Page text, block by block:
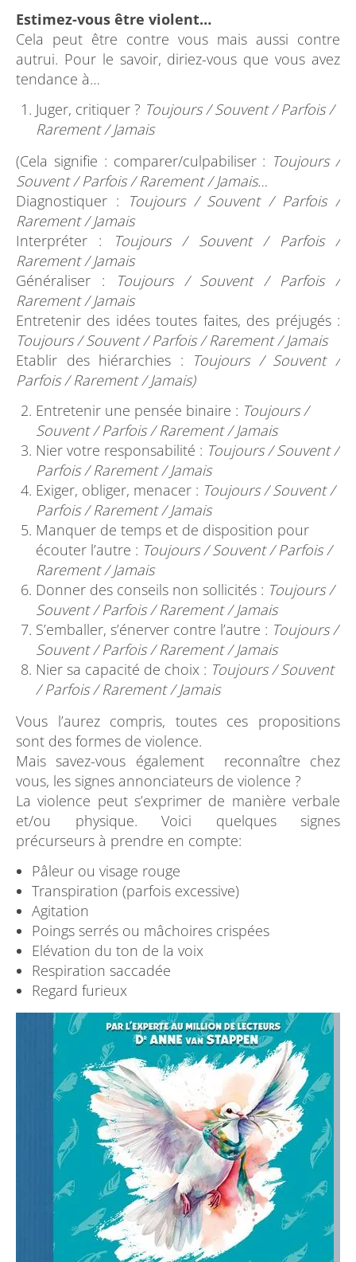
Estimez-vous être violent…
Cela peut être contre vous mais aussi contre
autrui. Pour le savoir, diriez-vous que vous avez
tendance à…
Juger, critiquer ? Toujours / Souvent / Parfois /
Rarement / Jamais
(Cela signifie : comparer/culpabiliser : Toujours /
Souvent / Parfois / Rarement / Jamais…
Diagnostiquer :
Toujours / Souvent / Parfois /
Rarement / Jamais
Interpréter :
Toujours / Souvent / Parfois /
Rarement / Jamais
Généraliser :
Toujours / Souvent / Parfois /
Rarement / Jamais
Entretenir des idées toutes faites, des préjugés :
Toujours / Souvent / Parfois / Rarement / Jamais
Etablir des hiérarchies :
Toujours / Souvent /
Parfois / Rarement / Jamais)
Entretenir une pensée binaire : Toujours /
Souvent / Parfois / Rarement / Jamais
Nier votre responsabilité : Toujours / Souvent /
Parfois / Rarement / Jamais
Exiger, obliger, menacer : Toujours / Souvent /
Parfois / Rarement / Jamais
Manquer de temps et de disposition pour
écouter l’autre : Toujours / Souvent / Parfois /
Rarement / Jamais
Donner des conseils non sollicités : Toujours /
Souvent / Parfois / Rarement / Jamais
S’emballer, s’énerver contre l’autre : Toujours /
Souvent / Parfois / Rarement / Jamais
Nier sa capacité de choix : Toujours / Souvent
/ Parfois / Rarement / Jamais
Vous l’aurez compris, toutes ces propositions
sont des formes de violence.
Mais savez-vous également reconnaître chez
vous, les signes annonciateurs de violence ?
La violence peut s’exprimer de manière verbale
et/ou physique. Voici quelques signes
précurseurs à prendre en compte:
Pâleur ou visage rouge
Transpiration (parfois excessive)
Agitation
Poings serrés ou mâchoires crispées
Elévation du ton de la voix
Respiration saccadée
Regard furieux